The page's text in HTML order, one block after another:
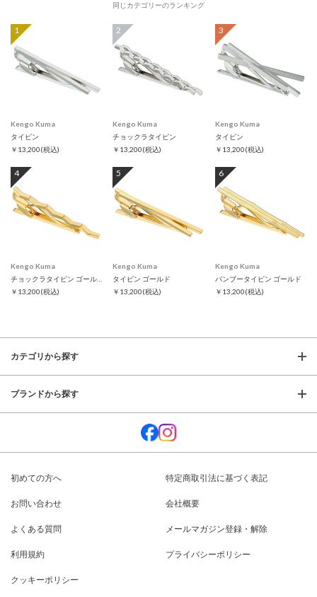
同じカテゴリーのランキング
1
Kengo Kuma
タイピン
￥13,200(税込)
2
Kengo Kuma
チョックラタイピン
￥13,200(税込)
3
Kengo Kuma
タイピン
￥13,200(税込)
4
Kengo Kuma
￥13,200(税込)
5
Kengo Kuma
タイピン ゴールド
￥13,200(税込)
6
Kengo Kuma
バンブータイピン ゴールド
￥13,200(税込)
カテゴリから探す
ブランドから探す
初めての方へ 特定商取引法に基づく表記
お問い合わせ 会社概要
よくある質問 メールマガジン登録・解除
利用規約 プライバシーポリシー
クッキーポリシー